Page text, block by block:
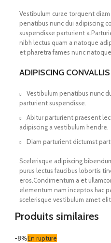
Vestibulum curae torquent
penatibus nunc dui adipiscing
suspendisse parturient
nibh lectus quam a natoque
et pharetra fames nunc natoque
ADIPISCING
Vestibulum penatibus nunc
parturient suspendisse.
Abitur parturient praesent
adipiscing a vestibulum hendre.
Diam parturient dictumst
Scelerisque adipiscing
purus lectus faucibus lobortis
eros.Condimentum a et
elementum nam inceptos hac
scelerisque vestibulum amet
Produits similaires
-8%En rupture